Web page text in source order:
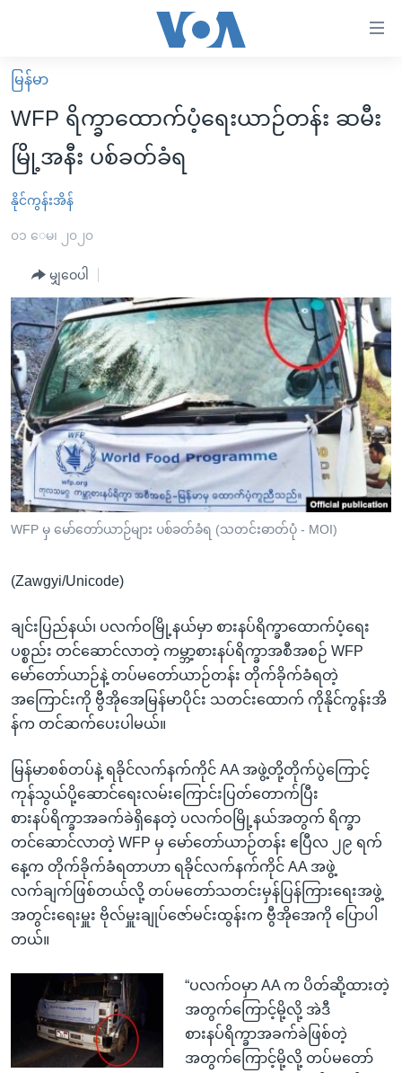
လွယ်ကူ
စေ
သည့်
Link
များ
ပင်မ
ကျော်
ကြည့်
ရန်
ပင်မ
အ
ညွန်း
စာမျက်နှာ
သို့
ကျော်
ကြည့်
ရှာဖွေ
နေရာ
သို့
ကျော်
ရန်
မူလစာမျက်နှာ
မြန်မာ
ကမ္ဘာ့သတင်းများ
နိုင်ငံတကာ
အစ္စရေး-ပါလက်စတိုင်း
ဗွီဒီယို
အင်္ဂလိပ်စာလေ့လာမယ်
အမေရိကန်သုံးအီဒီယံ
မကြေးမုံရဲ့ အင်္ဂလိပ်စာ
ရုပ်ရှင်ထဲက အင်္ဂလိပ်စာ
သုတပဒေသာ အင်္ဂလိပ်စာ
အပတ်စဉ်ကဏ္ဍများ
ရေဒီယို
တီဗွီ
ရေဒီယိုနှင့်ရုပ်သံ အချက်အလက်များ
ရေဒီယို/တီဗွီအစီအစဉ်
Learning English
ဗွီအိုအေ လူမှုကွန်ယက်များ
မြန်မာ
WFP ရိက္ခာထောက်ပံ့ရေးယာဉ်တန်း ဆမီး
မြို့အနီး ပစ်ခတ်ခံရ
နိုင်ကွန်းအိန်
၀၁ ေမ၊ ၂၀၂၀
မျှဝေပါ
WFP မှ မော်တော်ယာဉ်များ ပစ်ခတ်ခံရ (သတင်းဓာတ်ပုံ - MOI)
(Zawgyi/Unicode)
ချင်းပြည်နယ်၊ ပလက်ဝမြို့နယ်မှာ စားနပ်ရိက္ခာထောက်ပံ့ရေး
ပစ္စည်း တင်ဆောင်လာတဲ့ ကမ္ဘာ့စားနပ်ရိက္ခာအစီအစဉ် WFP
မော်တော်ယာဉ်နဲ့ တပ်မတော်ယာဉ်တန်း တိုက်ခိုက်ခံရတဲ့
အကြောင်းကို ဗွီအိုအေမြန်မာပိုင်း သတင်းထောက် ကိုနိုင်ကွန်းအိ
န်က တင်ဆက်ပေးပါမယ်။
မြန်မာစစ်တပ်နဲ့ ရခိုင်လက်နက်ကိုင် AA အဖွဲ့တို့တိုက်ပွဲကြောင့်
ကုန်သွယ်ပို့ဆောင်ရေးလမ်းကြောင်းပြတ်တောက်ပြီး
စားနပ်ရိက္ခာအခက်ခဲရှိနေတဲ့ ပလက်ဝမြို့နယ်အတွက် ရိက္ခာ
တင်ဆောင်လာတဲ့ WFP မှ မော်တော်ယာဉ်တန်း ဧပြီလ ၂၉ ရက်
နေ့က တိုက်ခိုက်ခံရတာဟာ ရခိုင်လက်နက်ကိုင် AA အဖွဲ့
လက်ချက်ဖြစ်တယ်လို့ တပ်မတော်သတင်းမှန်ပြန်ကြားရေးအဖွဲ့
အတွင်းရေးမှူး ဗိုလ်မှူးချုပ်ဇော်မင်းထွန်းက ဗွီအိုအေကို ပြောပါ
တယ်။
“ပလက်ဝမှာ AA က ပိတ်ဆို့ထားတဲ့
အတွက်ကြောင့်မို့လို့ အဲဒီ
စားနပ်ရိက္ခာအခက်ခဲဖြစ်တဲ့
အတွက်ကြောင့်မို့လို့ တပ်မတော်